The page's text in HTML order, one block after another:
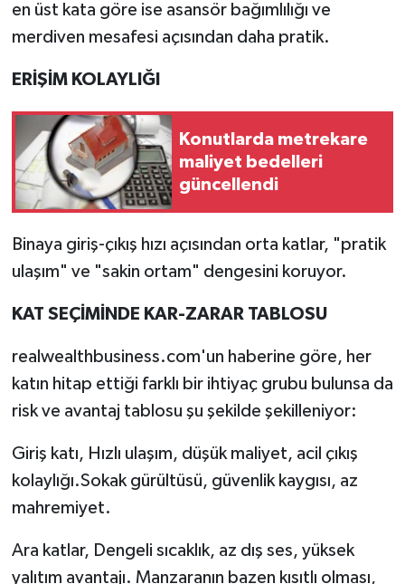
en üst kata göre ise asansör bağımlılığı ve
merdiven mesafesi açısından daha pratik.
ERİŞİM KOLAYLIĞI
Konutlarda metrekare
maliyet bedelleri
güncellendi
Binaya giriş-çıkış hızı açısından orta katlar, "pratik
ulaşım" ve "sakin ortam" dengesini koruyor.
KAT SEÇİMİNDE KAR-ZARAR TABLOSU
realwealthbusiness.com'un haberine göre, her
katın hitap ettiği farklı bir ihtiyaç grubu bulunsa da
risk ve avantaj tablosu şu şekilde şekilleniyor:
Giriş katı, Hızlı ulaşım, düşük maliyet, acil çıkış
kolaylığı.Sokak gürültüsü, güvenlik kaygısı, az
mahremiyet.
Ara katlar, Dengeli sıcaklık, az dış ses, yüksek
yalıtım avantajı. Manzaranın bazen kısıtlı olması,